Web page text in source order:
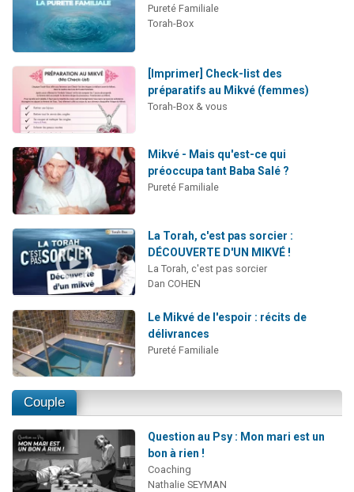
Pureté Familiale
Torah-Box
[Imprimer] Check-list des
préparatifs au Mikvé (femmes)
Torah-Box & vous
Mikvé - Mais qu'est-ce qui
préoccupa tant Baba Salé ?
Pureté Familiale
La Torah, c'est pas sorcier :
DÉCOUVERTE D'UN MIKVÉ !
La Torah, c'est pas sorcier
Dan COHEN
Le Mikvé de l'espoir : récits de
délivrances
Pureté Familiale
Couple
Question au Psy : Mon mari est un
bon à rien !
Coaching
Nathalie SEYMAN